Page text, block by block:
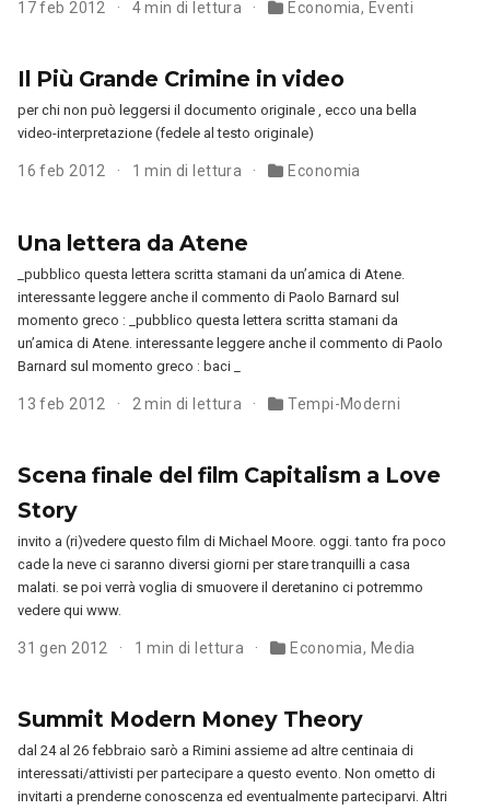
17 feb 2012 4 min di lettura Economia, Eventi
Il Più Grande Crimine in video
per chi non può leggersi il documento originale , ecco una bella
video-interpretazione (fedele al testo originale)
16 feb 2012 1 min di lettura Economia
Una lettera da Atene
_pubblico questa lettera scritta stamani da un’amica di Atene.
interessante leggere anche il commento di Paolo Barnard sul
momento greco : _pubblico questa lettera scritta stamani da
un’amica di Atene. interessante leggere anche il commento di Paolo
Barnard sul momento greco : baci _
13 feb 2012 2 min di lettura Tempi-Moderni
Scena finale del film Capitalism a Love
Story
invito a (ri)vedere questo film di Michael Moore. oggi. tanto fra poco
cade la neve ci saranno diversi giorni per stare tranquilli a casa
malati. se poi verrà voglia di smuovere il deretanino ci potremmo
vedere qui www.
31 gen 2012 1 min di lettura Economia, Media
Summit Modern Money Theory
dal 24 al 26 febbraio sarò a Rimini assieme ad altre centinaia di
interessati/attivisti per partecipare a questo evento. Non ometto di
invitarti a prenderne conoscenza ed eventualmente parteciparvi. Altri